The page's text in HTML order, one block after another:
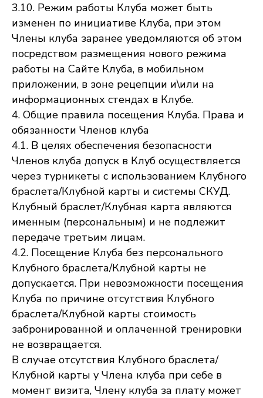
3.10. Режим работы Клуба может быть
изменен по инициативе Клуба, при этом
Члены клуба заранее уведомляются об этом
посредством размещения нового режима
работы на Сайте Клуба, в мобильном
приложении, в зоне рецепции и\или на
информационных стендах в Клубе.
4. Общие правила посещения Клуба. Права и
обязанности Членов клуба
4.1. В целях обеспечения безопасности
Членов клуба допуск в Клуб осуществляется
через турникеты с использованием Клубного
браслета/Клубной карты и системы СКУД.
Клубный браслет/Клубная карта являются
именным (персональным) и не подлежит
передаче третьим лицам.
4.2. Посещение Клуба без персонального
Клубного браслета/Клубной карты не
допускается. При невозможности посещения
Клуба по причине отсутствия Клубного
браслета/Клубной карты стоимость
забронированной и оплаченной тренировки
не возвращается.
В случае отсутствия Клубного браслета/
Клубной карты у Члена клуба при себе в
момент визита, Члену клуба за плату может